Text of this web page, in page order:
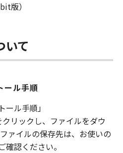
版）
いて
ール手順
ール手順」
リックし、ファイルをダウ
ァイルの保存先は、お使いの
認ください。